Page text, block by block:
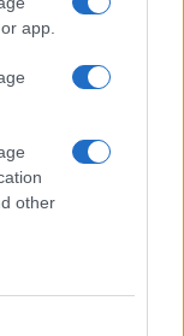
app.
other
bombero
un hotel